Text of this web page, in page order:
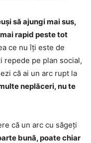
să ajungi mai sus,
rapid peste tot
ce nu îți este de
repede pe plan social,
că ai un arc rupt la
neplăceri, nu te
că un arc cu săgeți
bună, poate chiar